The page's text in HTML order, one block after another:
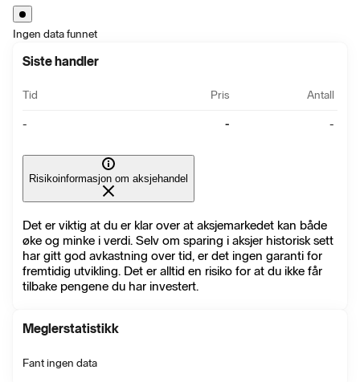
Ingen data funnet
Siste handler
Tid Pris Antall
- - -
Risikoinformasjon om aksjehandel
Det er viktig at du er klar over at aksjemarkedet kan både
øke og minke i verdi. Selv om sparing i aksjer historisk sett
har gitt god avkastning over tid, er det ingen garanti for
fremtidig utvikling. Det er alltid en risiko for at du ikke får
tilbake pengene du har investert.
Meglerstatistikk
Fant ingen data